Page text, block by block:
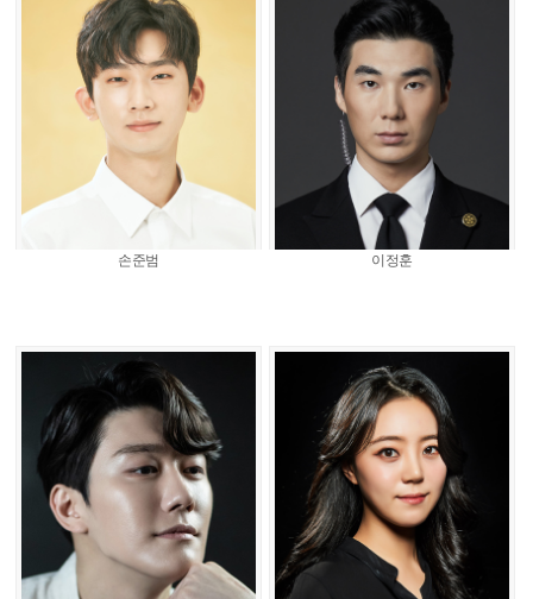
손준범 이정훈